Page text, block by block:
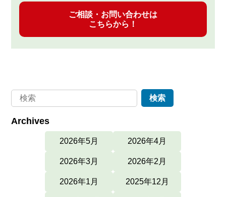
ご相談・お問い合わせは
こちらから！
Archives
2026年5月 2026年4月
2026年3月 2026年2月
2026年1月 2025年12月